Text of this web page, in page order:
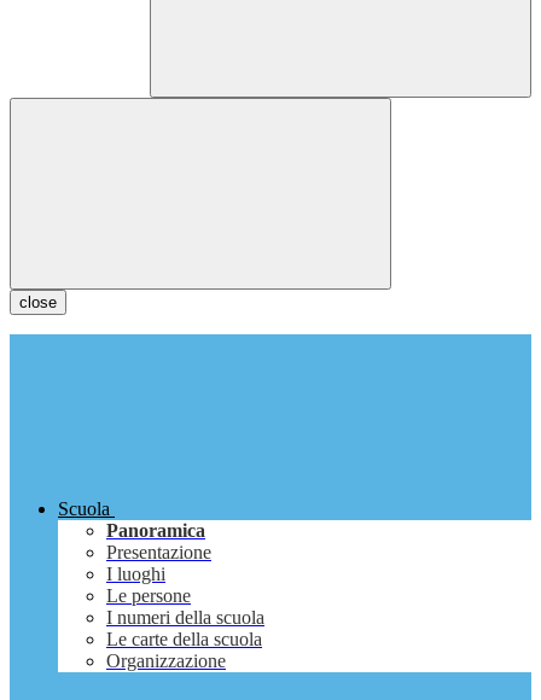
close
Scuola
Panoramica
Presentazione
I luoghi
Le persone
I numeri della scuola
Le carte della scuola
Organizzazione